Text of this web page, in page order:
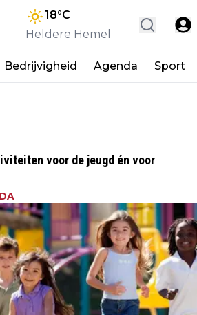
18°C
Heldere Hemel
Bedrijvigheid Agenda Sport
voor de jeugd én voor